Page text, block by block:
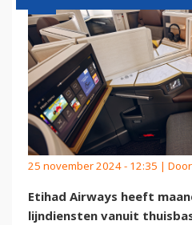
25 november 2024 - 12:35 |
Etihad Airways heeft
lijndiensten vanuit